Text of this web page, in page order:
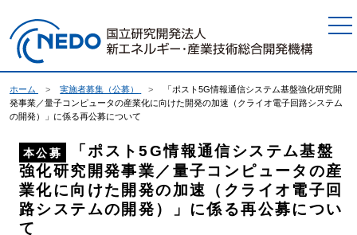
ホーム 実施者募集（公募）
「ポスト5G情報通信システム基盤強化研究開
発事業／量子コンピュータの産業化に向けた開発の加速（クライオ電子回路システム
の開発）」に係る再公募について
本公募
「ポスト5G情報通信システム基盤
強化研究開発事業／量子コンピュータの産
業化に向けた開発の加速（クライオ電子回
路システムの開発）」に係る再公募につい
て